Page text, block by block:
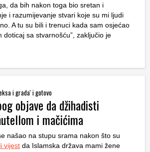
da bih nakon toga bio sretan i
i razumijevanje stvari koje su mi ljudi
A tu su bili i trenuci kada sam osjećao
doticaj sa stvarnošću”, zaključio je
i grada' i gotovo
objave da džihadisti
i mačićima
našao na stupu srama nakon što su
vijest da Islamska država mami žene